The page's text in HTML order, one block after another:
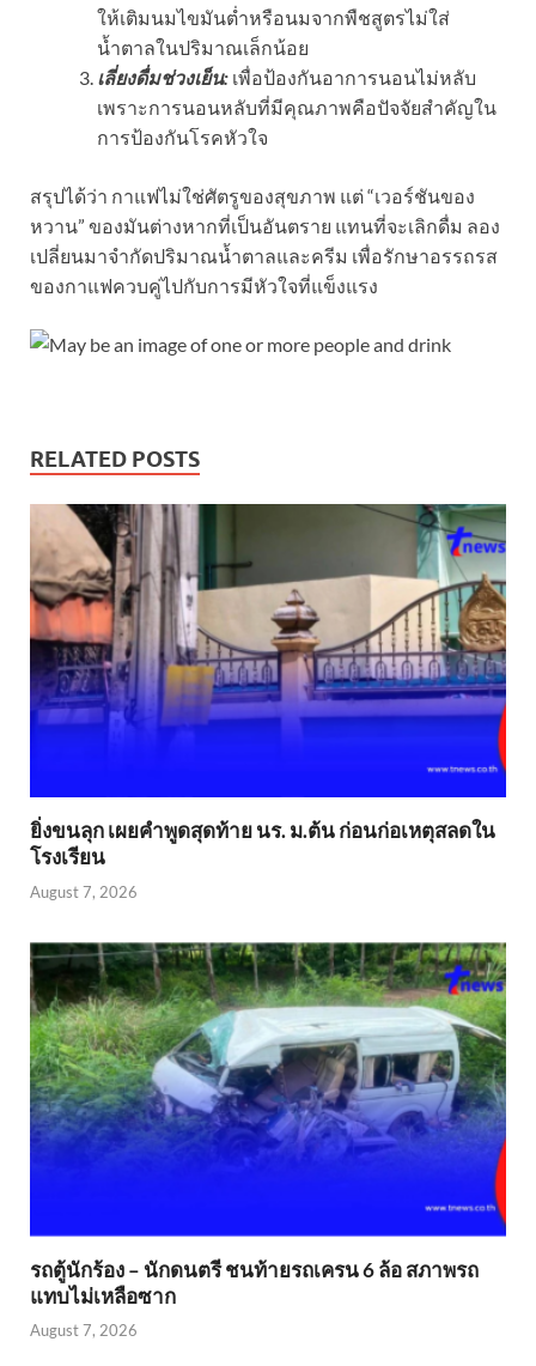
ให้เติมนมไขมันต่ำหรือนมจากพืชสูตรไม่ใส่
น้ำตาลในปริมาณเล็กน้อย
เลี่ยงดื่มช่วงเย็น: เพื่อป้องกันอาการนอนไม่หลับ
เพราะการนอนหลับที่มีคุณภาพคือปัจจัยสำคัญใน
การป้องกันโรคหัวใจ
สรุปได้ว่า กาแฟไม่ใช่ศัตรูของสุขภาพ แต่ “เวอร์ชันของ
หวาน” ของมันต่างหากที่เป็นอันตราย แทนที่จะเลิกดื่ม ลอง
เปลี่ยนมาจำกัดปริมาณน้ำตาลและครีม เพื่อรักษาอรรถรส
ของกาแฟควบคู่ไปกับการมีหัวใจที่แข็งแรง
RELATED POSTS
ยิ่งขนลุก เผยคำพูดสุดท้าย นร. ม.ต้น ก่อนก่อเหตุสลดใน
โรงเรียน
August 7, 2026
รถตู้นักร้อง – นักดนตรี ชนท้ายรถเครน 6 ล้อ สภาพรถ
แทบไม่เหลือซาก
August 7, 2026